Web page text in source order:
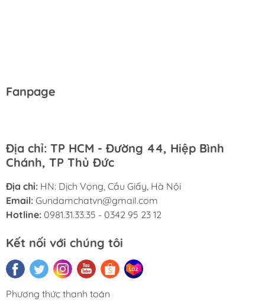
Fanpage
Địa chỉ: TP HCM - Đường 44, Hiệp Bình
Chánh, TP Thủ Đức
Địa chỉ: HN: Dịch Vọng, Cầu Giấy, Hà Nội
Email: Gundamchatvn@gmail.com
Hotline: 0981.31.33.35 - 0342 95 23 12
Kết nối với chúng tôi
Phương thức thanh toán